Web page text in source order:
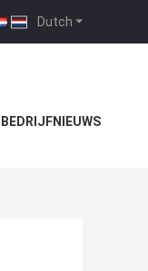
Dutch
BEDRIJFNIEUWS